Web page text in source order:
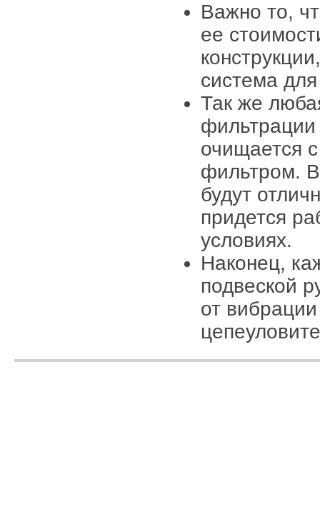
Важно то,
ее
система
Так же
фильтрации
очищается
фильтром. В
будут
придется
условиях.
Наконец,
подвеской
от